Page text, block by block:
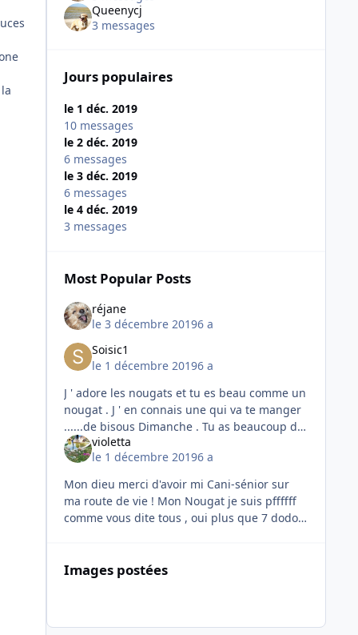
Queenycj
3 messages
Jours populaires
le 1 déc. 2019
10 messages
le 2 déc. 2019
6 messages
le 3 déc. 2019
6 messages
le 4 déc. 2019
3 messages
Most Popular Posts
réjane
le 3 décembre 20196 a
Soisic1
le 1 décembre 20196 a
J ' adore les nougats et tu es beau comme un
nougat . J ' en connais une qui va te manger
......de bisous Dimanche . Tu as beaucoup de
chance mon bonhomme . Pour ton Noel tu as
un Papa et une Maman et
violetta
le 1 décembre 20196 a
Mon dieu merci d'avoir mi Cani-sénior sur
ma route de vie ! Mon Nougat je suis pffffff
comme vous dite tous , oui plus que 7 dodo !
Images postées